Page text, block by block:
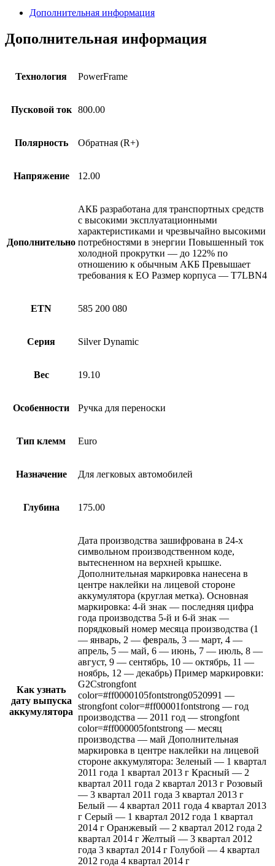
Дополнительная информация
Дополнительная информация
Технология PowerFrame
Пусковой ток 800.00
Полярность Обратная (R+)
Напряжение 12.00
Дополнительно
АКБ разработана для транспортных средств
с высокими эксплуатационными
характеристиками и чрезвычайно высокими
потребностями в энергии Повышенный ток
холодной прокрутки — до 122% по
отношению к обычным АКБ Превышает
требования к ЕО Размер корпуса — T7LBN4
ETN 585 200 080
Серия Silver Dynamic
Вес 19.10
Особенности Ручка для переноски
Тип клемм Euro
Назначение Для легковых автомобилей
Глубина 175.00
Как узнать
дату выпуска
аккумулятора
Дата производства зашифрована в 24-х
символьном производственном коде,
вытесненном на верхней крышке.
Дополнительная маркировка нанесена в
центре наклейки на лицевой стороне
аккумулятора (круглая метка). Основная
маркировка: 4-й знак — последняя цифра
года производства 5-й и 6-й знак —
порядковый номер месяца производства (1
— январь, 2 — февраль, 3 — март, 4 —
апрель, 5 — май, 6 — июнь, 7 — июль, 8 —
август, 9 — сентябрь, 10 — октябрь, 11 —
ноябрь, 12 — декабрь) Пример маркировки:
G2Сstrongfont
color=#ff0000105fontstrong0520991 —
strongfont color=#ff00001fontstrong — год
производства — 2011 год — strongfont
color=#ff000005fontstrong — месяц
производства — май Дополнительная
маркировка в центре наклейки на лицевой
стороне аккумулятора: Зеленый — 1 квартал
2011 года 1 квартал 2013 г Красный — 2
квартал 2011 года 2 квартал 2013 г Розовый
— 3 квартал 2011 года 3 квартал 2013 г
Белый — 4 квартал 2011 года 4 квартал 2013
г Серый — 1 квартал 2012 года 1 квартал
2014 г Оранжевый — 2 квартал 2012 года 2
квартал 2014 г Желтый — 3 квартал 2012
года 3 квартал 2014 г Голубой — 4 квартал
2012 года 4 квартал 2014 г